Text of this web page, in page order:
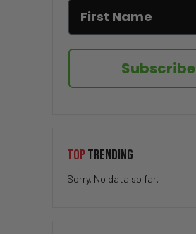
Subscribe
TOP TRENDING
Sorry. No data so far.